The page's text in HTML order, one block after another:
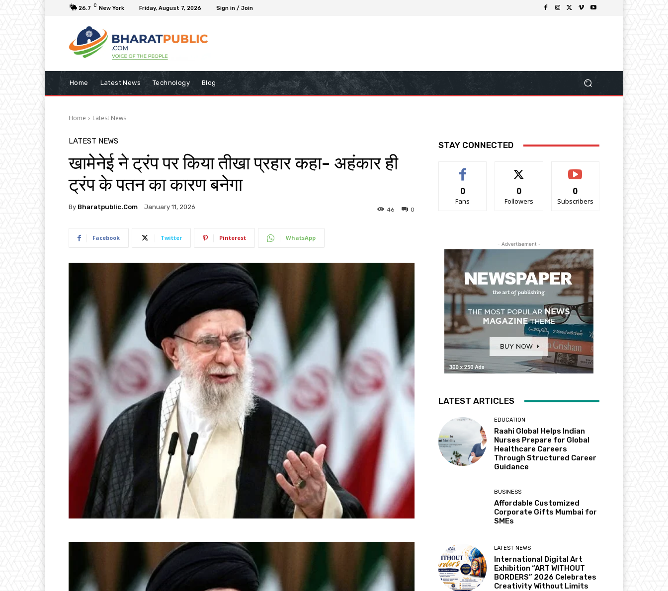
26.7 C New York Friday, August 7, 2026 Sign in / Join
Home Latest News Technology Blog
Home Latest News
LATEST NEWS
खामेनेई ने ट्रंप पर किया तीखा प्रहार कहा- अहंकार ही
ट्रंप के पतन का कारण बनेगा
By Bharatpublic.com January 11, 2026 0
46
Facebook Twitter Pinterest WhatsApp
STAY CONNECTED
0
Fans
0
Followers
0
Subscribers
- Advertisement -
LATEST ARTICLES
EDUCATION
Raahi Global Helps Indian
Nurses Prepare for Global
Healthcare Careers
Through Structured Career
Guidance
BUSINESS
Affordable Customized
Corporate Gifts Mumbai for
SMEs
LATEST NEWS
International Digital Art
Exhibition “ART WITHOUT
BORDERS” 2026 Celebrates
Creativity Without Limits